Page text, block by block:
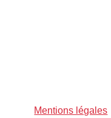
Mentions légales